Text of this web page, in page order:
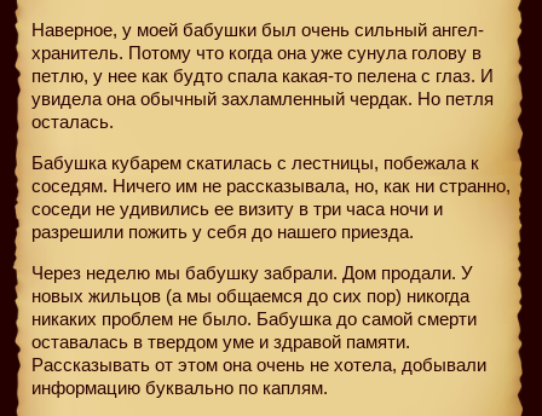
Наверное, у моей бабушки был очень сильный ангел-
хранитель. Потому что когда она уже сунула голову в
петлю, у нее как будто спала какая-то пелена с глаз. И
увидела она обычный захламленный чердак. Но петля
осталась.
Бабушка кубарем скатилась с лестницы, побежала к
соседям. Ничего им не рассказывала, но, как ни странно,
соседи не удивились ее визиту в три часа ночи и
разрешили пожить у себя до нашего приезда.
Через неделю мы бабушку забрали. Дом продали. У
новых жильцов (а мы общаемся до сих пор) никогда
никаких проблем не было. Бабушка до самой смерти
оставалась в твердом уме и здравой памяти.
Рассказывать от этом она очень не хотела, добывали
информацию буквально по каплям.